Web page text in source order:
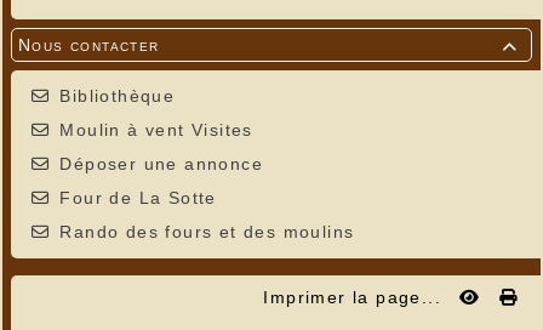

Nous contacter
Bibliothèque
Moulin à vent Visites
Déposer une annonce
Four de La Sotte
Rando des fours et des moulins
Imprimer la page...